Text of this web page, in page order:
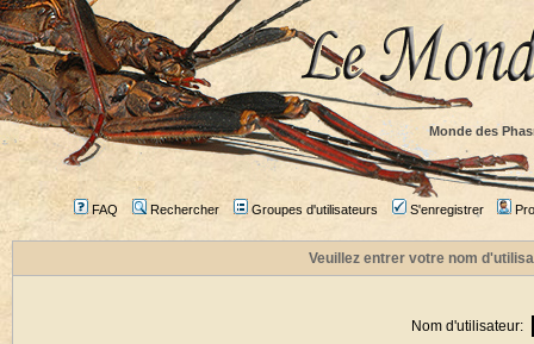
Monde des
FAQ Rechercher Groupes d'utilisateurs S'enregistrer
Veuillez entrer votre nom
Nom d'utilisateur: